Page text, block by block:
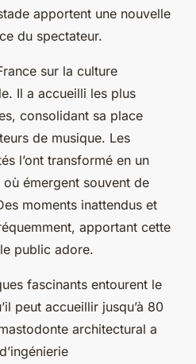
apportent une nouvelle
du spectateur.
sur la culture
Il a accueilli les plus
consolidant sa place
de musique. Les
l’ont transformé en un
émergent souvent de
moments inattendus et
apportant cette
public adore.
fascinants entourent le
peut accueillir jusqu’à 80
architectural a